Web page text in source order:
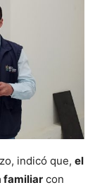
indicó que, el
familiar con